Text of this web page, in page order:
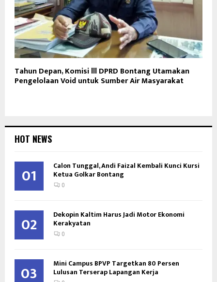
Tahun Depan, Komisi lll DPRD Bontang Utamakan
Pengelolaan Void untuk Sumber Air Masyarakat
HOT NEWS
01 Calon Tunggal, Andi Faizal Kembali Kunci Kursi
Ketua Golkar Bontang
0
02 Dekopin Kaltim Harus Jadi Motor Ekonomi
Kerakyatan
0
03 Mini Campus BPVP Targetkan 80 Persen
Lulusan Terserap Lapangan Kerja